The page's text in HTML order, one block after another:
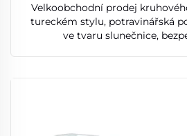
Velkoobchodní prodej
tureckém stylu, potravinářská
ve tvaru slunečnice,